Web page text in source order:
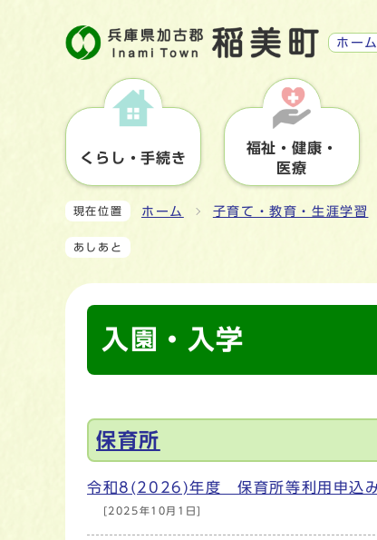
ホーム
くらし・手続き
福祉・健康・
医療
現在位置 ホーム 子育て・教育・生涯学習
あしあと
入園・入学
メインメニュー
保育所
令和8(2026)年度 保育所等利用申込
[2025年10月1日]